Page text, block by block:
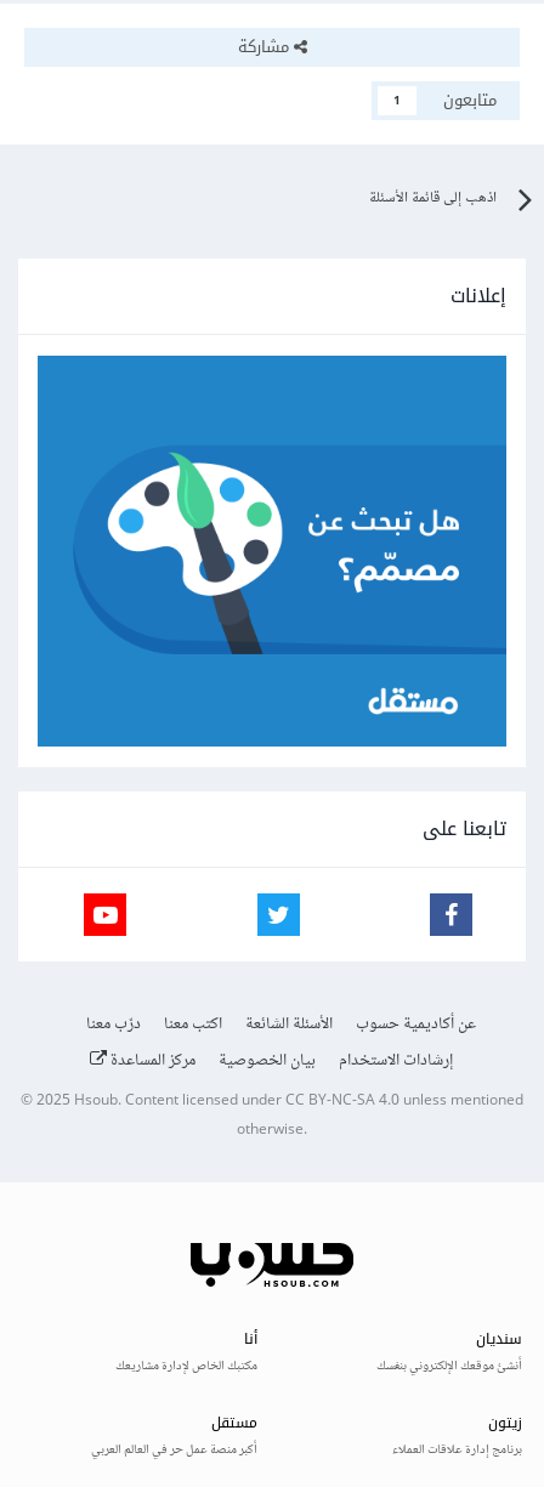
مشاركة
متابعون
1
اذهب إلى قائمة الأسئلة
إعلانات
تابعنا على
عن أكاديمية حسوب الأسئلة الشائعة اكتب معنا
درّب معنا
إرشادات الاستخدام
بيان الخصوصية مركز المساعدة
© 2025Hsoub.Content licensed underCC BY-NC-SA 4.0unless mentioned
otherwise.